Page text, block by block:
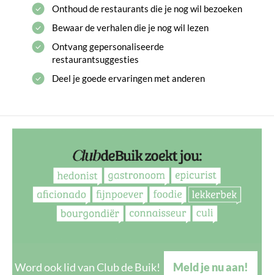
Onthoud de restaurants die je nog wil bezoeken
Bewaar de verhalen die je nog wil lezen
Ontvang gepersonaliseerde
restaurantsuggesties
Deel je goede ervaringen met anderen
Word ook lid van Club de Buik! Meld je nu aan!